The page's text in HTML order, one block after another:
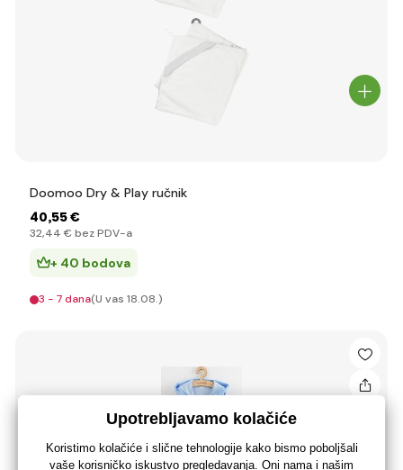
Doomoo Dry & Play ručnik
40,55 €
32,44 € bez PDV-a
+ 40 bodova
3 - 7 dana(U vas 18.08.)